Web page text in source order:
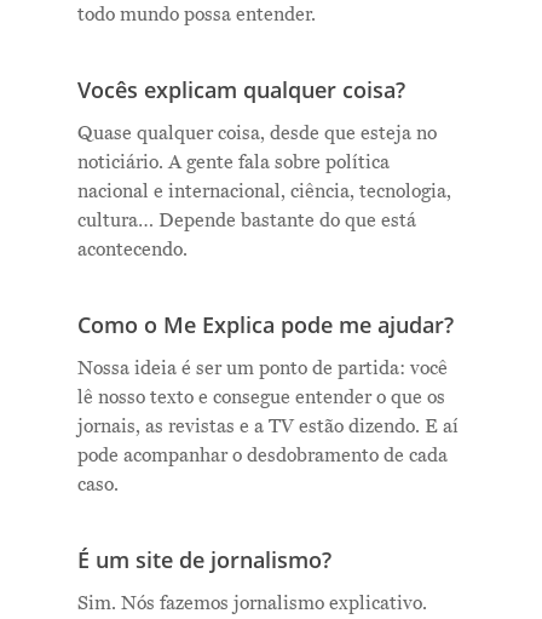
todo mundo possa entender.
Vocês explicam qualquer coisa?
Quase qualquer coisa, desde que esteja no
noticiário. A gente fala sobre política
nacional e internacional, ciência, tecnologia,
cultura… Depende bastante do que está
acontecendo.
Como o Me Explica pode me ajudar?
Nossa ideia é ser um ponto de partida: você
lê nosso texto e consegue entender o que os
jornais, as revistas e a TV estão dizendo. E aí
pode acompanhar o desdobramento de cada
caso.
É um site de jornalismo?
Sim. Nós fazemos jornalismo explicativo.